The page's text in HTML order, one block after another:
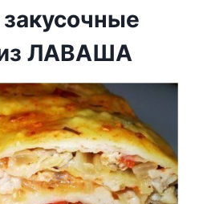
ЛАВАША